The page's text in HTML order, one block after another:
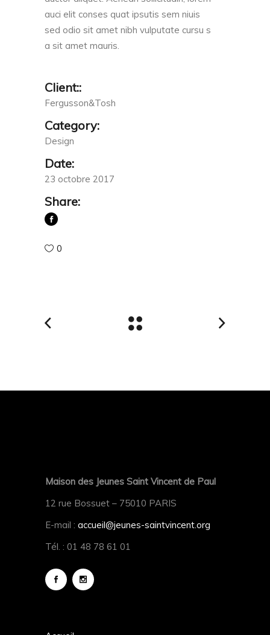
auci elit conses quat ipsutis sem niuis
sed odio sit amet nibh vulputate cursu s
a sit amet mauris.
Client::
Fergusson&Tosh
Category:
Design
Date:
23 octobre 2017
Share:
0
Maison des Jeunes Saint Vincent de Paul
12 rue Bossuet – 75010 PARIS
E-mail : accueil@jeunes-saintvincent.org
Tél. : 01 48 78 61 01